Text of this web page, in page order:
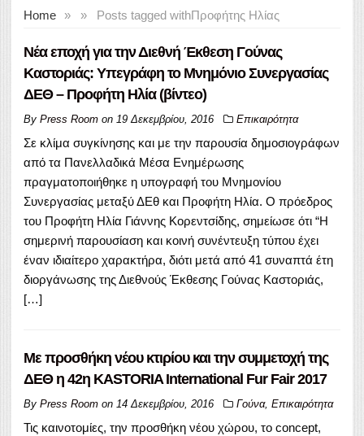
Home » Posts tagged with
» Προφήτης Ηλίας
Νέα εποχή για την Διεθνή Έκθεση Γούνας
Καστοριάς: Υπεγράφη το Μνημόνιο Συνεργασίας
ΔΕΘ – Προφήτη Ηλία (βίντεο)
By Press Room on 19 Δεκεμβρίου, 2016 Επικαιρότητα
Σε κλίμα συγκίνησης και με την παρουσία δημοσιογράφων
από τα Πανελλαδικά Μέσα Ενημέρωσης
πραγματοποιήθηκε η υπογραφή του Μνημονίου
Συνεργασίας μεταξύ ΔΕθ και Προφήτη Ηλία. Ο πρόεδρος
του Προφήτη Ηλία Γιάννης Κορεντσίδης, σημείωσε ότι “Η
σημερινή παρουσίαση και κοινή συνέντευξη τύπου έχει
έναν ιδιαίτερο χαρακτήρα, διότι μετά από 41 συναπτά έτη
διοργάνωσης της Διεθνούς Έκθεσης Γούνας Καστοριάς,
[…]
Με προσθήκη νέου κτιρίου και την συμμετοχή της
ΔΕΘ η 42η KASTORIA International Fur Fair 2017
By Press Room on 14 Δεκεμβρίου, 2016 Γούνα, Επικαιρότητα
Τις καινοτομίες, την προσθήκη νέου χώρου, το concept,